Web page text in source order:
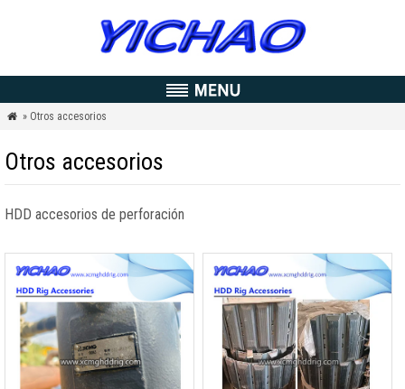
 » Otros accesorios
Otros accesorios
HDD accesorios de perforación